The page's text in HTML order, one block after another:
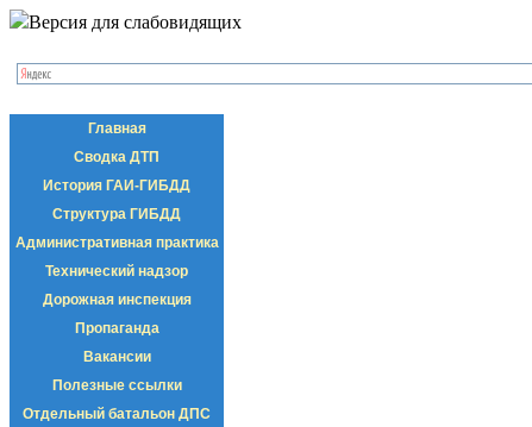
Версия для слабовидящих
Главная
Сводка ДТП
История ГАИ-ГИБДД
Структура ГИБДД
Административная практика
Технический надзор
Дорожная инспекция
Пропаганда
Вакансии
Полезные ссылки
Отдельный батальон ДПС